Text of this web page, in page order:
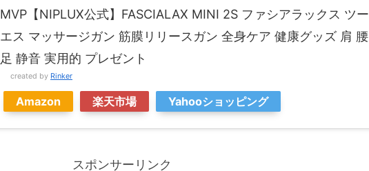
MVP【NIPLUX公式】FASCIALAX MINI 2S ファシアラックス ツー
エス マッサージガン 筋膜リリースガン 全身ケア 健康グッズ 肩 腰
足 静音 実用的 プレゼント
created by Rinker
Amazon 楽天市場 Yahooショッピング
スポンサーリンク